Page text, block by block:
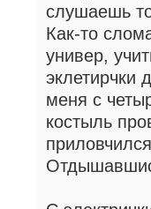
слушаешь
Как-то
универ,
эклетирчки
меня с
костыль